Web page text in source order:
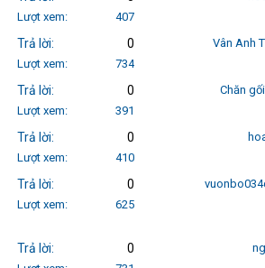
Lượt xem 407
Trả lời 0
Lượt xem 734
Vân Anh
Trả lời 0
Lượt xem 391
Chăn
Trả lời 0
Lượt xem 410
Trả lời 0
Lượt xem 625
Trả lời 0